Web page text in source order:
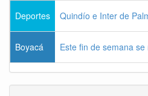
Deportes Quindío e Inter de
Boyacá Este fin de semana